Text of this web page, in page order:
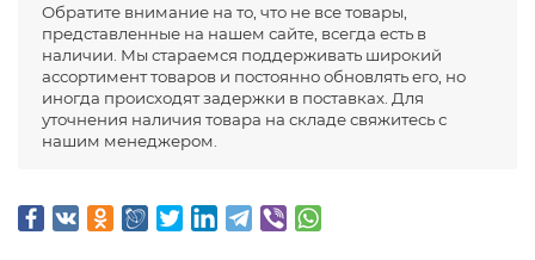
Обратите внимание на то, что не все товары,
представленные на нашем сайте, всегда есть в
наличии. Мы стараемся поддерживать широкий
ассортимент товаров и постоянно обновлять его, но
иногда происходят задержки в поставках. Для
уточнения наличия товара на складе свяжитесь с
нашим менеджером.